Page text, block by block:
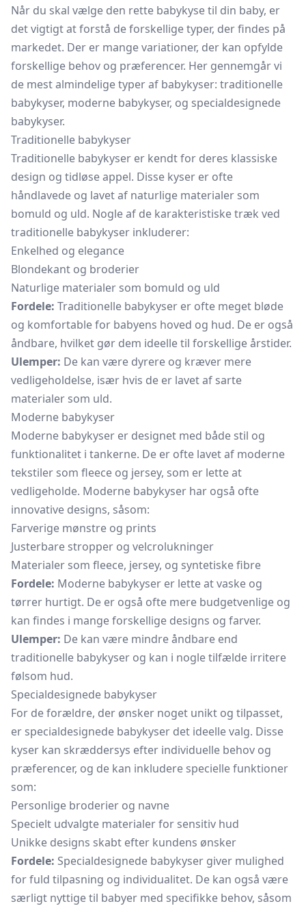
Når du skal vælge den rette babykyse til din baby, er
det vigtigt at forstå de forskellige typer, der findes på
markedet. Der er mange variationer, der kan opfylde
forskellige behov og præferencer. Her gennemgår vi
de mest almindelige typer af babykyser: traditionelle
babykyser, moderne babykyser, og specialdesignede
babykyser.
Traditionelle babykyser
Traditionelle babykyser er kendt for deres klassiske
design og tidløse appel. Disse kyser er ofte
håndlavede og lavet af naturlige materialer som
bomuld og uld. Nogle af de karakteristiske træk ved
traditionelle babykyser inkluderer:
Enkelhed og elegance
Blondekant og broderier
Naturlige materialer som bomuld og uld
Fordele: Traditionelle babykyser er ofte meget bløde
og komfortable for babyens hoved og hud. De er også
åndbare, hvilket gør dem ideelle til forskellige årstider.
Ulemper: De kan være dyrere og kræver mere
vedligeholdelse, især hvis de er lavet af sarte
materialer som uld.
Moderne babykyser
Moderne babykyser er designet med både stil og
funktionalitet i tankerne. De er ofte lavet af moderne
tekstiler som fleece og jersey, som er lette at
vedligeholde. Moderne babykyser har også ofte
innovative designs, såsom:
Farverige mønstre og prints
Justerbare stropper og velcrolukninger
Materialer som fleece, jersey, og syntetiske fibre
Fordele: Moderne babykyser er lette at vaske og
tørrer hurtigt. De er også ofte mere budgetvenlige og
kan findes i mange forskellige designs og farver.
Ulemper: De kan være mindre åndbare end
traditionelle babykyser og kan i nogle tilfælde irritere
følsom hud.
Specialdesignede babykyser
For de forældre, der ønsker noget unikt og tilpasset,
er specialdesignede babykyser det ideelle valg. Disse
kyser kan skræddersys efter individuelle behov og
præferencer, og de kan inkludere specielle funktioner
som:
Personlige broderier og navne
Specielt udvalgte materialer for sensitiv hud
Unikke designs skabt efter kundens ønsker
Fordele: Specialdesignede babykyser giver mulighed
for fuld tilpasning og individualitet. De kan også være
særligt nyttige til babyer med specifikke behov, såsom